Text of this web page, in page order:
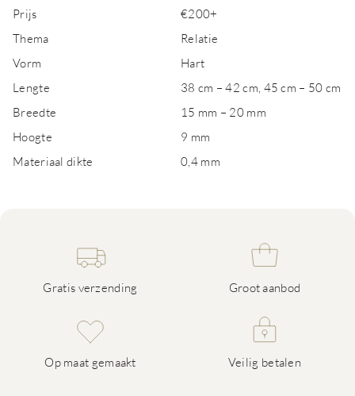
Prijs
€200+
Thema
Relatie
Vorm
Hart
Lengte
38 cm – 42 cm, 45 cm – 50 cm
Breedte
15 mm – 20 mm
Hoogte
9 mm
Materiaal dikte
0,4 mm
Gratis verzending Groot aanbod
Op maat gemaakt Veilig betalen